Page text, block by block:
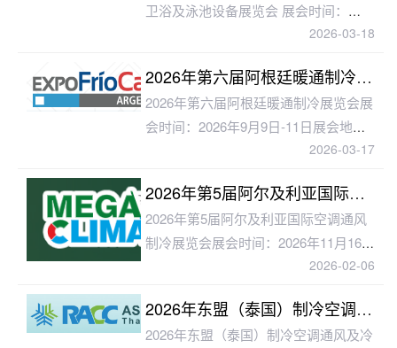
卫浴及泳池设备展览会 展会时间：
2027年2月1-4日展会地点：俄罗斯-莫
2026-03-18
2026年第六届阿根廷暖通制冷展览会
2026年第六届阿根廷暖通制冷展览会展
会时间：2026年9月9日-11日展会地
点：布宜诺斯艾利斯 - 阿根廷主办单
2026-03-17
2026年第5届阿尔及利亚国际空调通风制冷展览会
2026年第5届阿尔及利亚国际空调通风
制冷展览会展会时间：2026年11月16
日-19日展会地点：阿尔及利亚-阿尔及
2026-02-06
2026年东盟（泰国）制冷空调通风及冷链技术展览会
2026年东盟（泰国）制冷空调通风及冷